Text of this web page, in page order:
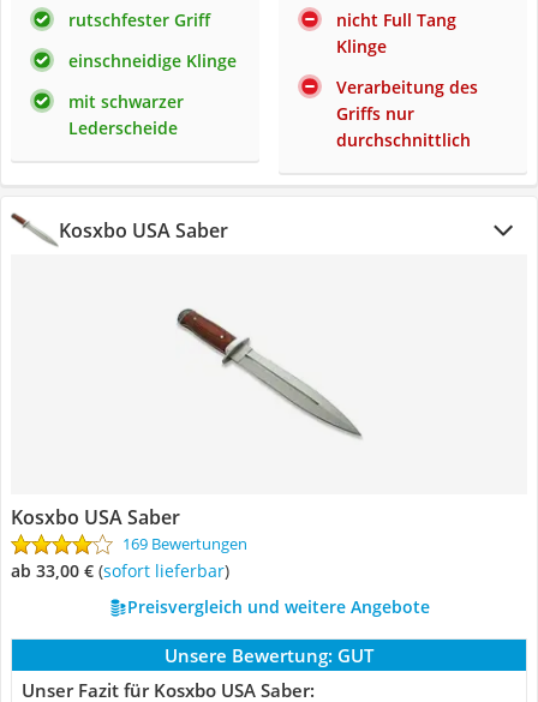
rutschfester Griff
einschneidige Klinge
mit schwarzer
Lederscheide
nicht Full Tang
Klinge
Verarbeitung des
Griffs nur
durchschnittlich
Kosxbo USA Saber
Kosxbo USA Saber
169 Bewertungen
ab 33,00 € ( Sofort lieferbar)
Preisvergleich und weitere Angebote
Unsere Bewertung: GUT
Unser Fazit für Kosxbo USA Saber: